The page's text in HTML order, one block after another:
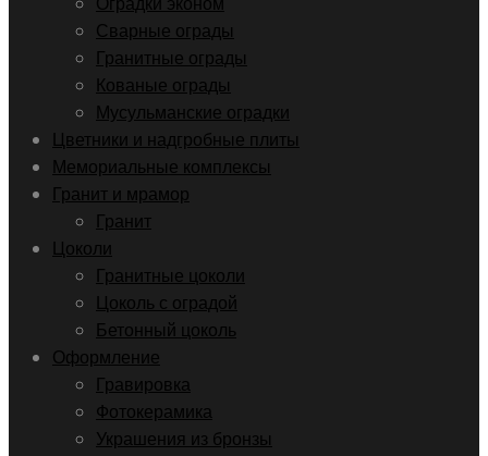
Сварные ограды
Гранитные ограды
Кованые ограды
Мусульманские оградки
Цветники и надгробные плиты
Мемориальные комплексы
Гранит и мрамор
Гранит
Цоколи
Гранитные цоколи
Цоколь с оградой
Бетонный цоколь
Оформление
Гравировка
Фотокерамика
Украшения из бронзы